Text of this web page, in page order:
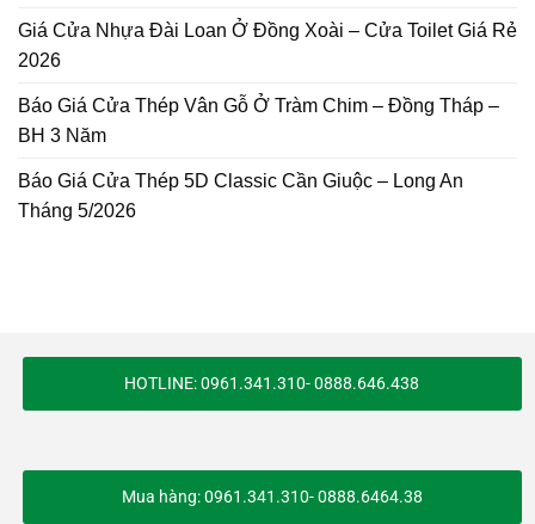
Giá Cửa Nhựa Đài Loan Ở Đồng Xoài – Cửa Toilet Giá Rẻ
2026
Báo Giá Cửa Thép Vân Gỗ Ở Tràm Chim – Đồng Tháp –
BH 3 Năm
Báo Giá Cửa Thép 5D Classic Cần Giuộc – Long An
Tháng 5/2026
HOTLINE: 0961.341.310- 0888.646.438
Mua hàng: 0961.341.310- 0888.6464.38